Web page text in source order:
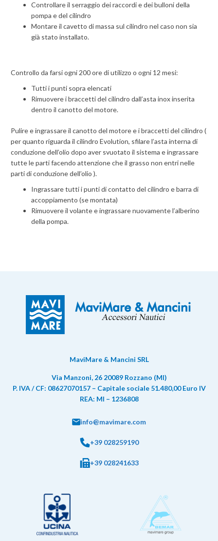
Controllare il serraggio dei raccordi e dei bulloni della
pompa e del cilindro
Montare il cavetto di massa sul cilindro nel caso non sia
già stato installato.
Controllo da farsi ogni 200 ore di utilizzo o ogni 12 mesi:
Tutti i punti sopra elencati
Rimuovere i braccetti del cilindro dall’asta inox inserita
dentro il canotto del motore.
Pulire e ingrassare il canotto del motore e i braccetti del cilindro (
per quanto riguarda il cilindro Evolution, sfilare l’asta interna di
conduzione dell’olio dopo aver svuotato il sistema e ingrassare
tutte le parti facendo attenzione che il grasso non entri nelle
parti di conduzione dell’olio ).
Ingrassare tutti i punti di contatto del cilindro e barra di
accoppiamento (se montata)
Rimuovere il volante e ingrassare nuovamente l’alberino
della pompa.
MaviMare & Mancini SRL
Via Manzoni, 26 20089 Rozzano (MI)
P. IVA / CF: 08627070157 – Capitale sociale 51.480,00 Euro IV
REA: MI – 1236808
info@mavimare.com
+39 028259190
+39 028241633